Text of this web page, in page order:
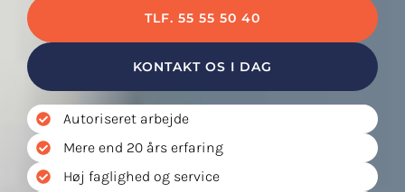
TLF. 55 55 50 40
KONTAKT OS I DAG
Autoriseret arbejde
Mere end 20 års erfaring
Høj faglighed og service